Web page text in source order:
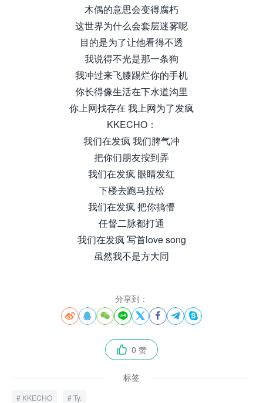
木偶的意思会变得腐朽
这世界为什么会套层迷雾呢
目的是为了让他看得不透
我说得不光是那一条狗
我冲过来飞膝踢烂你的手机
你长得像生活在下水道沟里
你上网找存在 我上网为了发疯
KKECHO：
我们在发疯 我们脾气冲
把你们朋友按到弄
我们在发疯 眼睛发红
下楼去跑马拉松
我们在发疯 把你搞懵
任督二脉都打通
我们在发疯 写首love song
虽然我不是方大同
分享到：
       
 0 赞
标签
KKECHO Ty.